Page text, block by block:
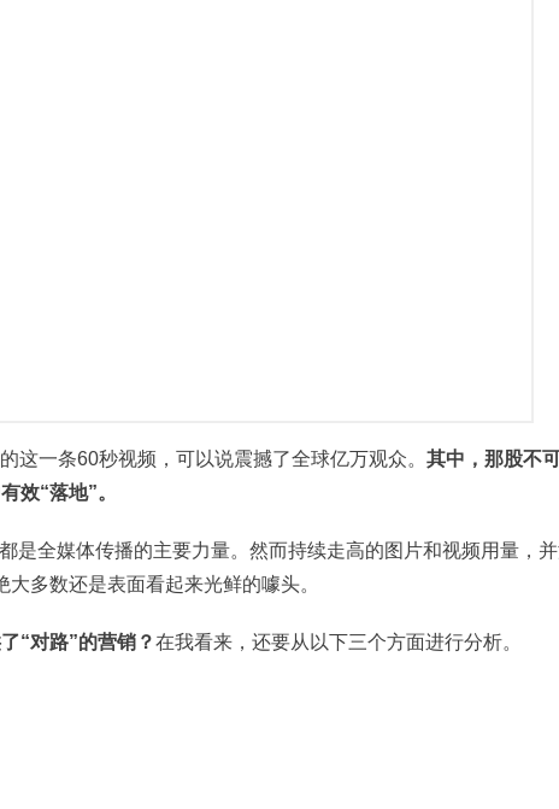
这一条60秒视频，可以说震撼了全球亿万观众。 其中，那股不
效“落地”。
是全媒体传播的主要力量。然而持续走高的图片和视频用量，
多数还是表面看起来光鲜的噱头。
“对路”的营销？在我看来，还要从以下三个方面进行分析。